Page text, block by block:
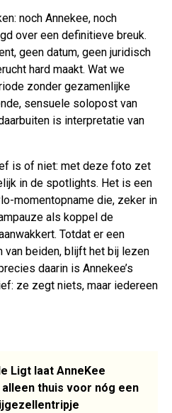
noch Annekee, noch
over een definitieve breuk.
geen datum, geen juridisch
hard maakt. Wat we
zonder gezamenlijke
sensuele solopost van
is interpretatie van
is of niet: met deze foto zet
in de spotlights. Het is een
momentopname die, zeker in
als koppel de
Totdat er een
van beiden, blijft het bij lezen
daarin is Annekee’s
ze zegt niets, maar iedereen
Ligt laat AnneKee
thuis voor nóg een